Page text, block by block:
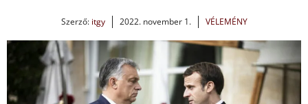
Szerző: itgy 2022. november 1. VÉLEMÉNY